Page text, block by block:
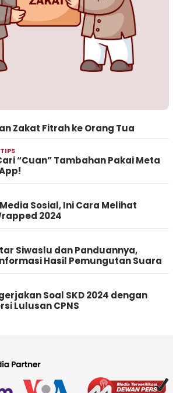
Zakat Fitrah ke Orang Tua
TIPS
“Cuan” Tambahan Pakai Meta
Sosial, Ini Cara Melihat
2024
Siwaslu dan Panduannya,
Hasil Pemungutan Suara
Soal SKD 2024 dengan
Lulusan CPNS